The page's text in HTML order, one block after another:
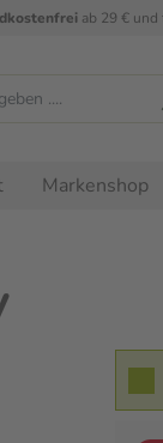
ab 29 € und
Markenshop